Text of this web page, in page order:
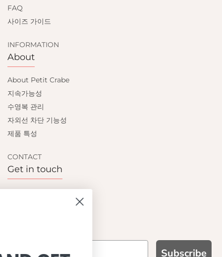
FAQ
사이즈 가이드
INFORMATION
About
About Petit Crabe
지속가능성
수영복 관리
자외선 차단 기능성
제품 특성
CONTACT
Get in touch
Contact us
Subscribe